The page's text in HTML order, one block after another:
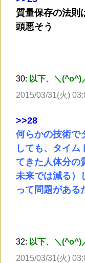
質量保存の法則
頭悪そう
30: 以下、＼(^o^)
2015/03/31(火)
>>28
何らかの技術で
しても、タイム
てきた人体分の
未来では減る）
って問題がある
32: 以下、＼(^o^)
2015/03/31(火)